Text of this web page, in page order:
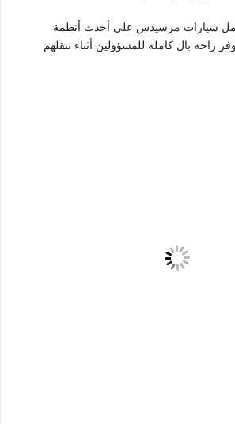
سيارات مرسيدس على أحدث أنظمة
راحة بال كاملة للمسؤولين أثناء تنقلهم